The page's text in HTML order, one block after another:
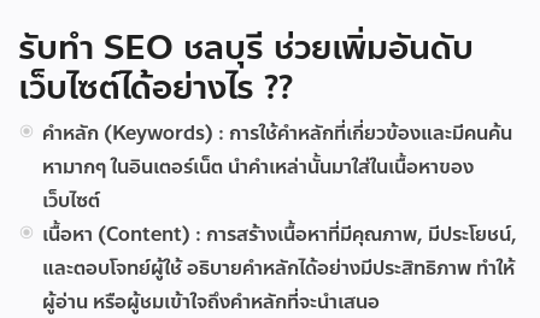
รับทำ SEO ชลบุรี ช่วยเพิ่มอันดับ
เว็บไซต์ได้อย่างไร ??
คำหลัก (Keywords) : การใช้คำหลักที่เกี่ยวข้องและมีคนค้น
หามากๆ ในอินเตอร์เน็ต นำคำเหล่านั้นมาใส่ในเนื้อหาของ
เว็บไซต์
เนื้อหา (Content) : การสร้างเนื้อหาที่มีคุณภาพ, มีประโยชน์,
และตอบโจทย์ผู้ใช้ อธิบายคำหลักได้อย่างมีประสิทธิภาพ ทำให้
ผู้อ่าน หรือผู้ชมเข้าใจถึงคำหลักที่จะนำเสนอ